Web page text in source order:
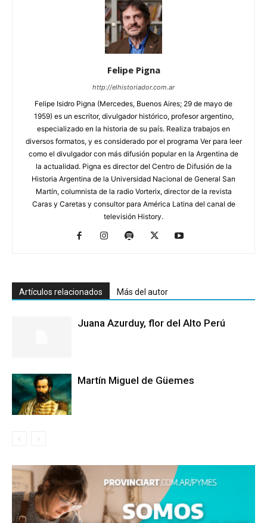
Felipe Pigna
http://elhistoriador.com.ar
Felipe Isidro Pigna (Mercedes, Buenos Aires; 29 de mayo de
1959) es un escritor, divulgador histórico, profesor argentino,
especializado en la historia de su país. Realiza trabajos en
diversos formatos, y es considerado por el programa Ver para leer
como el divulgador con más difusión popular en la Argentina de
la actualidad. Pigna es director del Centro de Difusión de la
Historia Argentina de la Universidad Nacional de General San
Martín, columnista de la radio Vorterix, director de la revista
Caras y Caretas y consultor para América Latina del canal de
televisión History.
Artículos relacionados Más del autor
Juana Azurduy, flor del Alto Perú
Martín Miguel de Güemes